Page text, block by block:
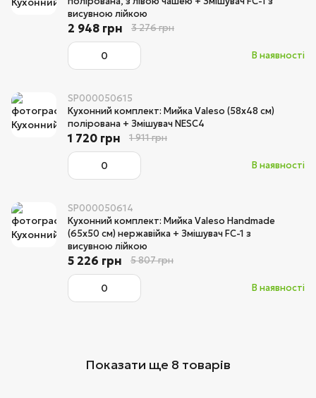
висувною лійкою
В наявності
2 948 грн 3 276 грн
SP000050615
Кухонний комплект: Мийка Valeso (58x48 см)
полірована + Змішувач NESC4
В наявності
1 720 грн 1 911 грн
SP000050614
Кухонний комплект: Мийка Valeso Handmade
(65x50 см) нержавійка + Змішувач FC-1 з
висувною лійкою
В наявності
5 226 грн 5 807 грн
Показати ще 8 товарів